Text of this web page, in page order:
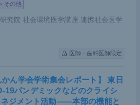
その他
究院 社会環境医学講座 連携社会医学
医師・歯科医師限定
かん学会学術集会レポート】 東日
19パンデミックなどのクライシ
ネジメント活動――本部の機能と